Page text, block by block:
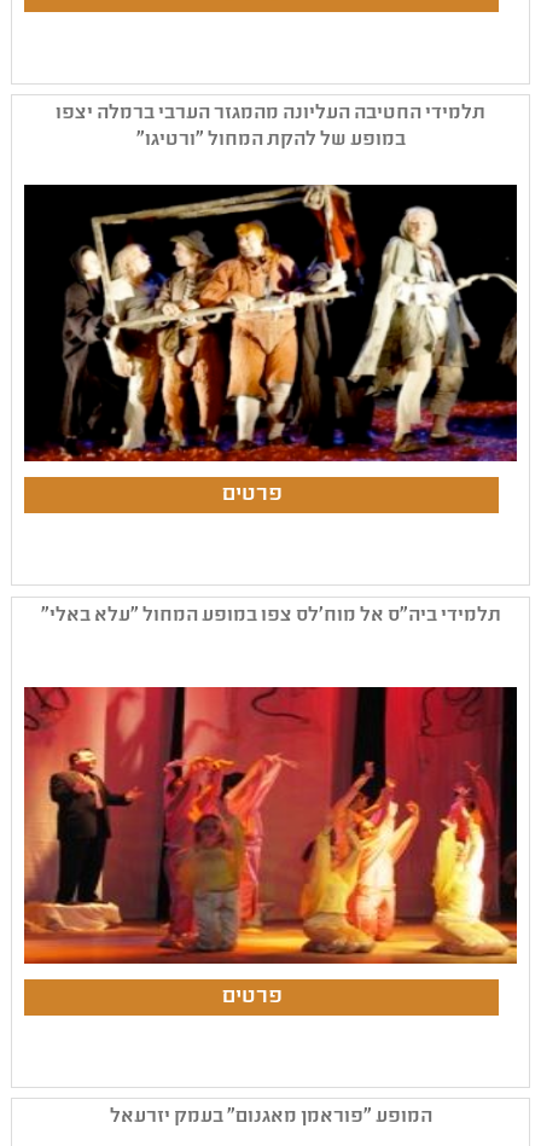
תלמידי החטיבה העליונה מהמגזר הערבי ברמלה יצפו
במופע של להקת המחול "ורטיגו"
תלמידי ביה"ס אל מוח'לס צפו במופע המחול "עלא באלי"
המופע "פוראמן מאגנום" בעמק יזרעאל